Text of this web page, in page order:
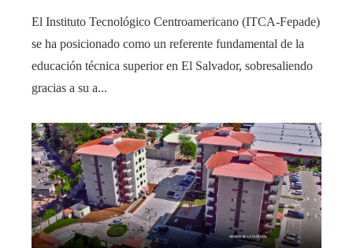
El Instituto Tecnológico Centroamericano (ITCA-Fepade)
se ha posicionado como un referente fundamental de la
educación técnica superior en El Salvador, sobresaliendo
gracias a su a...